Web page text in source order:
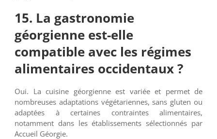
15. La gastronomie
géorgienne est-elle
compatible avec les régimes
alimentaires occidentaux ?
Oui. La cuisine géorgienne est variée et permet de
nombreuses adaptations végétariennes, sans gluten ou
adaptées à certaines contraintes alimentaires,
notamment dans les établissements sélectionnés par
Accueil Géorgie.